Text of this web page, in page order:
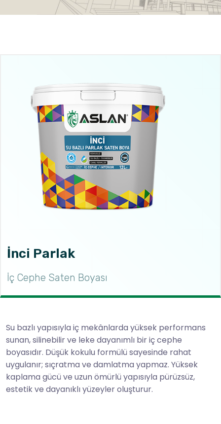
İnci Parlak
İç Cephe Saten Boyası
Su bazlı yapısıyla iç mekânlarda yüksek performans
sunan, silinebilir ve leke dayanımlı bir iç cephe
boyasıdır. Düşük kokulu formülü sayesinde rahat
uygulanır; sıçratma ve damlatma yapmaz. Yüksek
kaplama gücü ve uzun ömürlü yapısıyla pürüzsüz,
estetik ve dayanıklı yüzeyler oluşturur.